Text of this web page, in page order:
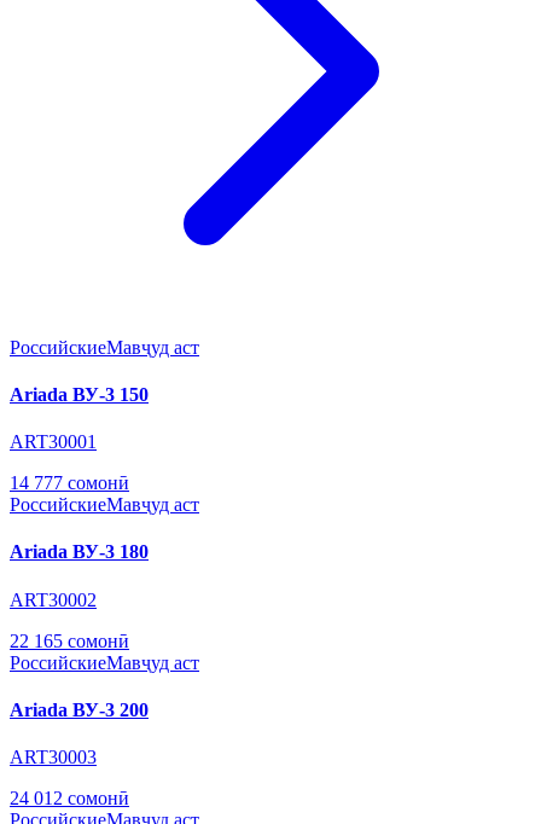
РоссийскиеМавҷуд аст
Ariada ВУ-3 150
ART30001
14 777 сомонӣ
РоссийскиеМавҷуд аст
Ariada ВУ-3 180
ART30002
22 165 сомонӣ
РоссийскиеМавҷуд аст
Ariada ВУ-3 200
ART30003
24 012 сомонӣ